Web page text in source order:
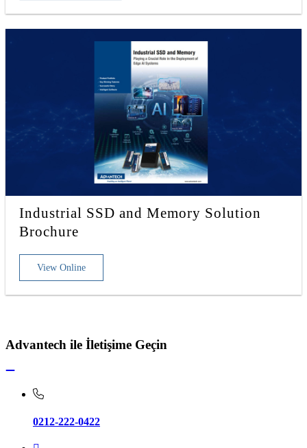
Industrial SSD and Memory Solution
Brochure
View Online
Advantech ile İletişime Geçin
0212-222-0422